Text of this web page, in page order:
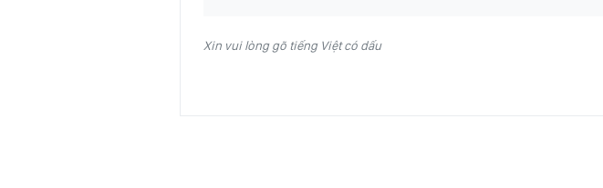
Xin vui lòng gõ tiếng Việt có dấu